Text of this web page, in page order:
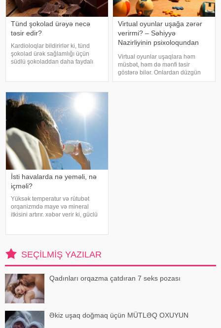
Tünd şokolad ürəyə necə
təsir edir?
Kardioloqlar bildirirlər ki, tünd
şokolad ürək sağlamlığı üçün
südlü şokoladdan daha faydalı
maddələrdir. -a istinadən bildirir ki
Virtual oyunlar uşağa zərər
verirmi? – Səhiyyə
Nazirliyinin psixoloqundan
Virtual oyunlar uşaqlara həm
müsbət, həm də mənfi təsir
göstərə bilər. Onlardan düzgün
rejimdə istifadə edildikdə zehni
İsti havalarda nə yeməli, nə
içməli?
Yüksək temperatur və rütubət
orqanizmdə maye və mineral
itkisini artırır. xəbər verir ki, güclü
ol
SEÇILMIŞ YAZILAR
Qadınları orqazma çatdıran 7 seks pozası
Əkiz uşaq doğmaq üçün MÜTLƏQ OXUYUN